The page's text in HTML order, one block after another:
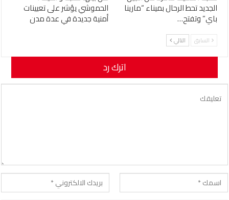
الجديد تحط الرحال بميناء “مارينا
باي” وتفتح…
الحموشي يؤشر على تعيينات
أمنية جديدة في عدة مدن
السابق التالي
اترك رد
لن يتم نشر عنوان بريدك الإلكتروني.